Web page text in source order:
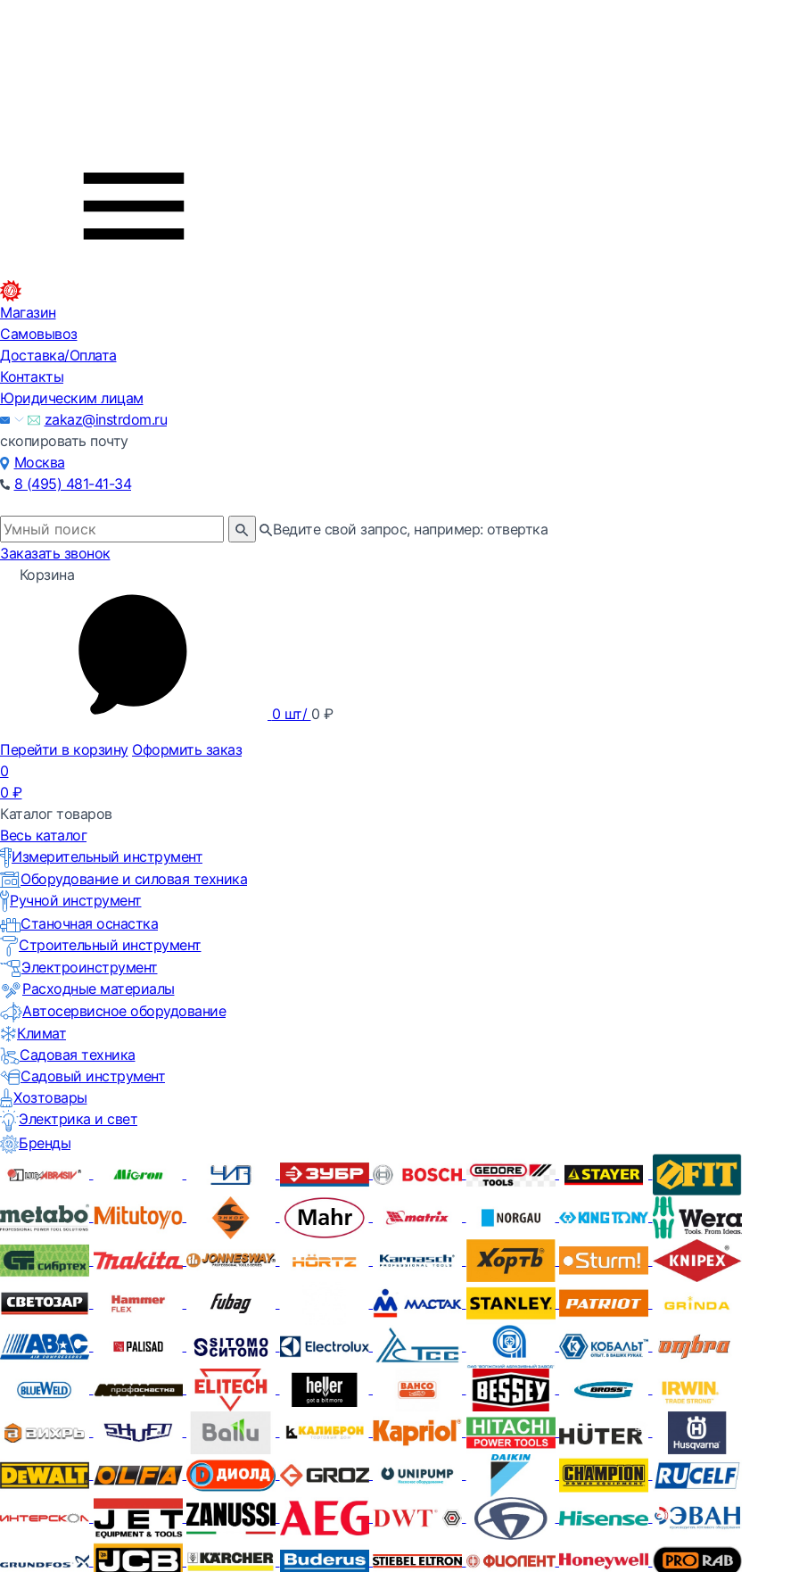
Магазин
Самовывоз
Доставка/Оплата
Контакты
Юридическим лицам
zakaz@instrdom.ru
скопировать почту
Москва
8 (495) 481-41-34
Ведите свой запрос, например: отвертка
Заказать звонок
Корзина
0 шт/ 0 ₽
Перейти в корзину Оформить заказ
0
0 ₽
Каталог товаров
Весь каталог
Измерительный инструмент
Оборудование и силовая техника
Ручной инструмент
Станочная оснастка
Строительный инструмент
Электроинструмент
Расходные материалы
Автосервисное оборудование
Климат
Садовая техника
Садовый инструмент
Хозтовары
Электрика и свет
Бренды